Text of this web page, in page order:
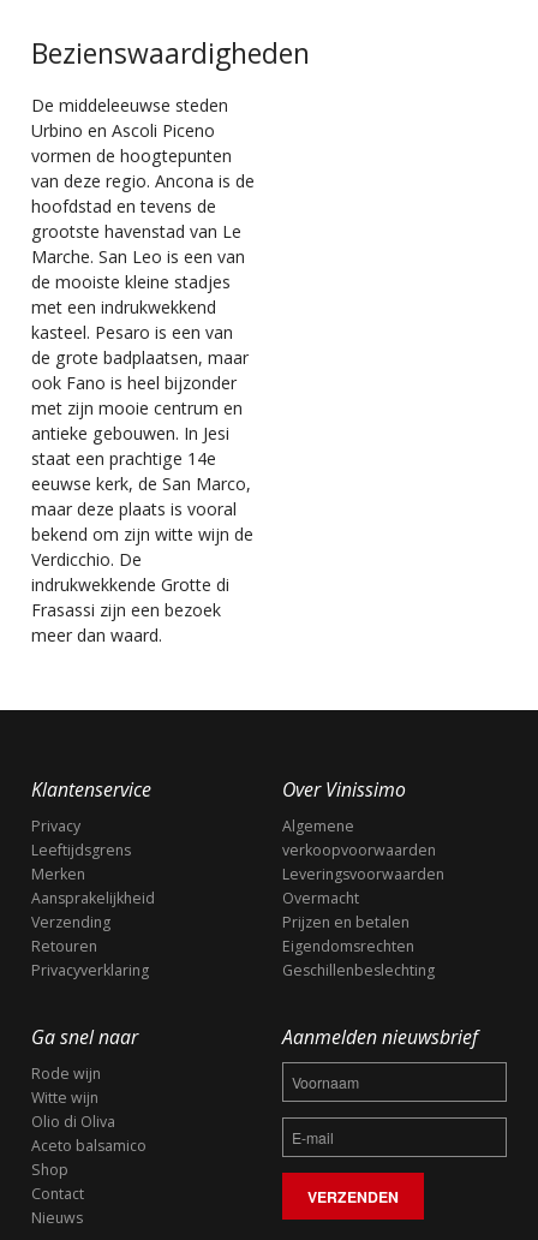
Bezienswaardigheden
De middeleeuwse steden
Urbino en Ascoli Piceno
vormen de hoogtepunten
van deze regio. Ancona is de
hoofdstad en tevens de
grootste havenstad van Le
Marche. San Leo is een van
de mooiste kleine stadjes
met een indrukwekkend
kasteel. Pesaro is een van
de grote badplaatsen, maar
ook Fano is heel bijzonder
met zijn mooie centrum en
antieke gebouwen. In Jesi
staat een prachtige 14e
eeuwse kerk, de San Marco,
maar deze plaats is vooral
bekend om zijn witte wijn de
Verdicchio. De
indrukwekkende Grotte di
Frasassi zijn een bezoek
meer dan waard.
Klantenservice
Privacy
Leeftijdsgrens
Merken
Aansprakelijkheid
Verzending
Retouren
Privacyverklaring
Over Vinissimo
Algemene
verkoopvoorwaarden
Leveringsvoorwaarden
Overmacht
Prijzen en betalen
Eigendomsrechten
Geschillenbeslechting
Ga snel naar
Rode wijn
Witte wijn
Olio di Oliva
Aceto balsamico
Shop
Contact
Nieuws
Aanmelden nieuwsbrief